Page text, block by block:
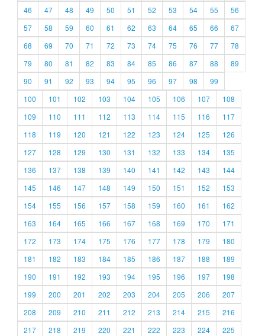
46
47 48 49 50 51 52 53 54 55
56
57
58 59 60 61 62 63 64 65 66
67
68
69 70 71 72 73 74 75 76 77
78
79
80 81 82 83 84 85 86 87 88
89
90
91 92 93 94 95 96 97 98
99
100
101 102 103 104 105 106 107
108
109
110 111 112 113 114 115 116
117
118
119 120 121 122 123 124 125
126
127
128 129 130 131 132 133 134
135
136
137 138 139 140 141 142 143
144
145
146 147 148 149 150 151 152
153
154
155 156 157 158 159 160 161
162
163
164 165 166 167 168 169 170
171
172
173 174 175 176 177 178 179
180
181
182 183 184 185 186 187 188
189
190
191 192 193 194 195 196 197
198
199
200 201 202 203 204 205 206
207
208
209 210 211 212 213 214 215
216
217
218 219 220 221 222 223 224
225